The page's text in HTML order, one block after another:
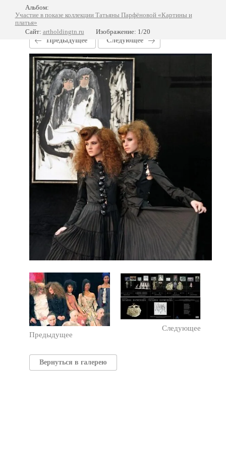
Альбом:
Участие в показе коллекции Татьяны Парфёновой «Картины и
платья»
Сайт: artholdingtn.ru
Изображение: 1/20
Предыдущее
Следующее
Предыдущее
Следующее
Вернуться в галерею